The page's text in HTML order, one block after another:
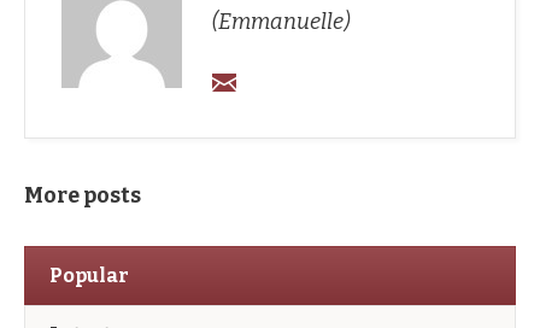
(Emmanuelle)
More posts
Popular